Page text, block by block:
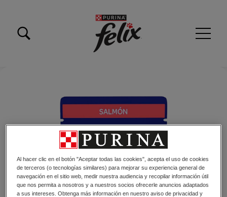
Al hacer clic en el botón "Aceptar todas las cookies", acepta el uso de cookies
de terceros (o tecnologías similares) para mejorar su experiencia general de
navegación en el sitio web, medir nuestra audiencia y recopilar información útil
que nos permita a nosotros y a nuestros socios ofrecerle anuncios adaptados
a sus intereses. Obtenga más información en nuestro aviso de privacidad y